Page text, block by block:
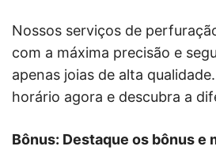
Nossos serviços de
com a máxima precisão e
apenas joias de alta
horário agora e descubra a
Bônus: Destaque os bônus e